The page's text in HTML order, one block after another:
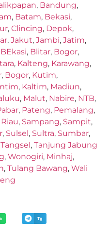
, Bandung,
, Batam, Bekasi,
, Clincing, Depok,
, Jakut, Jambi, Jatim,
BEkasi, Blitar, Bogor,
, Kalteng, Karawang,
, Bogor, Kutim,
, Kaltim, Madiun,
, Malut, Nabire, NTB,
, Pateng, Pemalang,
Riau, Sampang, Sampit,
, Sulsel, Sultra, Sumbar,
Tangsel, Tanjung Jabung
, Wonogiri, Minhaj,
, Tulang Bawang, Wali
Tg